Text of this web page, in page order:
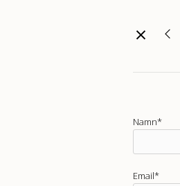
Namn*
Email*